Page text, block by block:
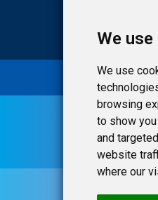
We
We use
browsing
to show
and
website
where our
© 2020